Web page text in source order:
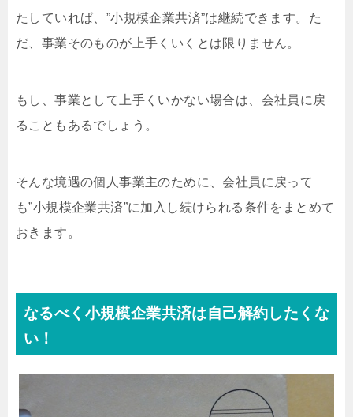
たしていれば、”小規模企業共済”は継続できます。た
だ、事業そのものが上手くいくとは限りません。
もし、事業として上手くいかない場合は、会社員に戻
ることもあるでしょう。
そんな境遇の個人事業主のために、会社員に戻って
も”小規模企業共済”に加入し続けられる条件をまとめて
おきます。
なるべく小規模企業共済は自己解約したくな
い！